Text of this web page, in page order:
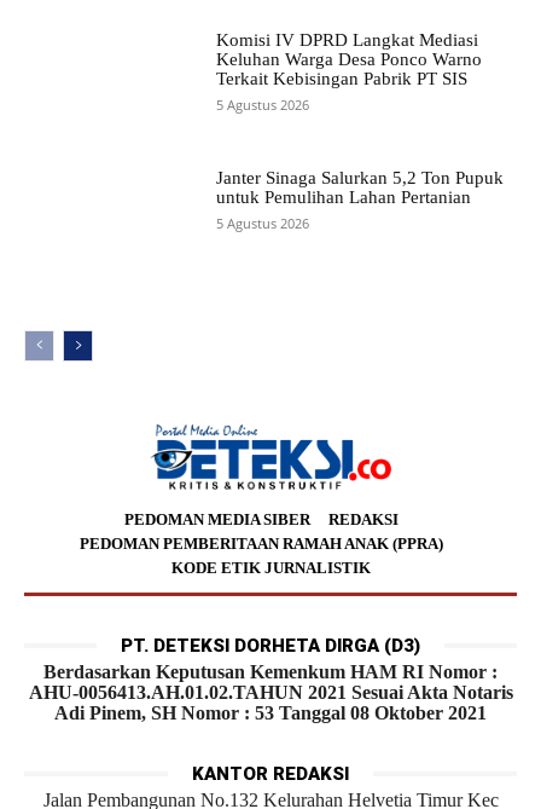
Komisi IV DPRD Langkat Mediasi
Keluhan Warga Desa Ponco Warno
Terkait Kebisingan Pabrik PT SIS
5 Agustus 2026
Janter Sinaga Salurkan 5,2 Ton Pupuk
untuk Pemulihan Lahan Pertanian
5 Agustus 2026
PEDOMAN MEDIA SIBER
REDAKSI
PEDOMAN PEMBERITAAN RAMAH ANAK (PPRA)
KODE ETIK JURNALISTIK
PT. DETEKSI DORHETA DIRGA (D3)
Berdasarkan Keputusan Kemenkum HAM RI Nomor :
AHU-0056413.AH.01.02.TAHUN 2021 Sesuai Akta Notaris
Adi Pinem, SH Nomor : 53 Tanggal 08 Oktober 2021
KANTOR REDAKSI
Jalan Pembangunan No.132 Kelurahan Helvetia Timur Kec